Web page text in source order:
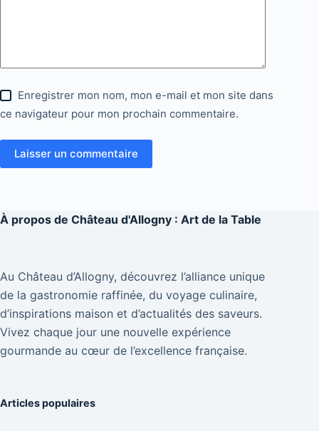
Enregistrer mon nom, mon e-mail et mon site dans
ce navigateur pour mon prochain commentaire.
Laisser un commentaire
À propos de Château d'Allogny : Art de la Table
Au Château d’Allogny, découvrez l’alliance unique
de la gastronomie raffinée, du voyage culinaire,
d’inspirations maison et d’actualités des saveurs.
Vivez chaque jour une nouvelle expérience
gourmande au cœur de l’excellence française.
Articles populaires